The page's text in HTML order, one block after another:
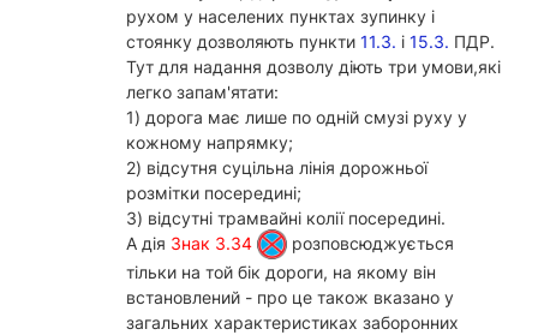
рухом у населених пунктах зупинку і
стоянку дозволяють пункти 11.3. і 15.3. ПДР.
Тут для надання дозволу діють три умови,які
легко запам'ятати:
1) дорога має лише по одній смузі руху у
кожному напрямку;
2) відсутня суцільна лінія дорожньої
розмітки посередині;
3) відсутні трамвайні колії посередині.
А дія Знак 3.34
розповсюджується
тільки на той бік дороги, на якому він
встановлений - про це також вказано у
загальних характеристиках заборонних